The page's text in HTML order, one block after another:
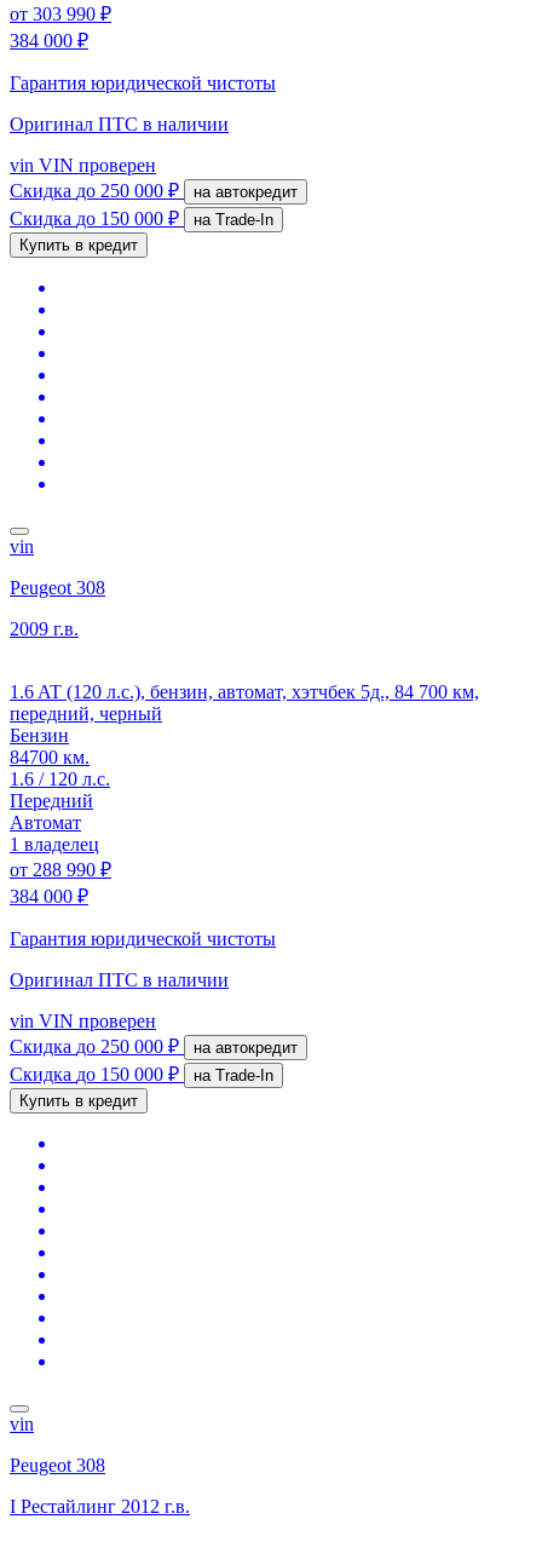
от 303 990 ₽
384 000 ₽
Гарантия юридической чистоты
Оригинал ПТС в наличии
vin VIN проверен
Скидка до 250 000 ₽ на автокредит
Скидка до 150 000 ₽
на Trade-In
Купить в кредит
vin
Peugeot 308
2009 г.в.
1.6 AT (120 л.с.), бензин, автомат, хэтчбек 5д., 84 700 км,
передний, черный
Бензин
84700 км.
1.6 / 120 л.с.
Передний
Автомат
1 владелец
от 288 990 ₽
384 000 ₽
Гарантия юридической чистоты
Оригинал ПТС в наличии
vin VIN проверен
Скидка до 250 000 ₽ на автокредит
Скидка до 150 000 ₽
на Trade-In
Купить в кредит
vin
Peugeot 308
I Рестайлинг 2012 г.в.